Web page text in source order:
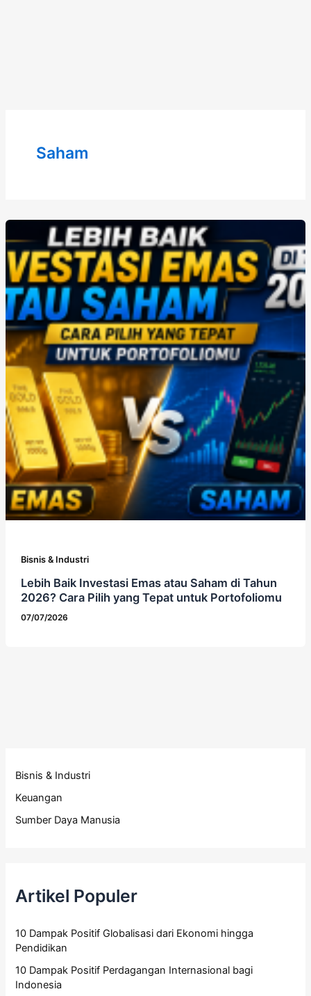
Saham
Bisnis & Industri
Lebih Baik Investasi Emas atau Saham di Tahun
2026? Cara Pilih yang Tepat untuk Portofoliomu
07/07/2026
Bisnis & Industri
Keuangan
Sumber Daya Manusia
Artikel Populer
10 Dampak Positif Globalisasi dari Ekonomi hingga
Pendidikan
10 Dampak Positif Perdagangan Internasional bagi
Indonesia